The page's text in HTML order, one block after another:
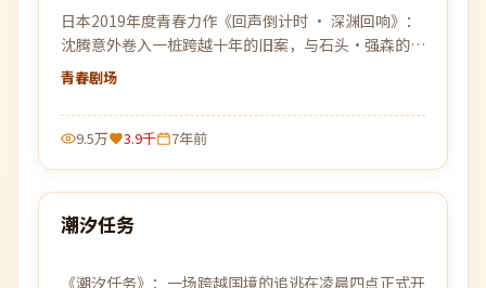
日本2019年度青春力作《回声倒计时 · 深渊回响》：
沈腾意外卷入一桩跨越十年的旧案，与石头·强森的命
运纠缠在一起，真相比想象中更加危险。
青春剧场
9.5万 3.9千 7年前
热门
99:14
潮汐任务
《潮汐任务》：一场跨越国境的追逃在凌晨四点正式开